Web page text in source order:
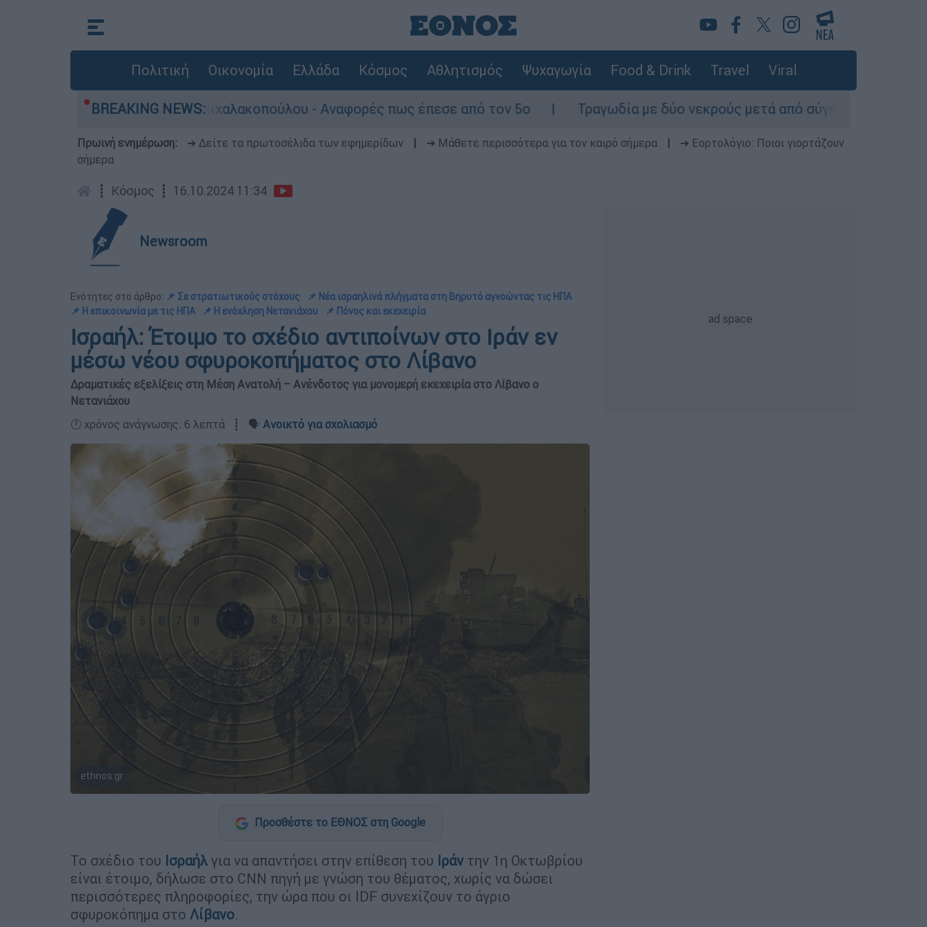
Πολιτική Οικονομία Ελλάδα Κόσμος Αθλητισμός Ψυχαγωγία Food & Drink Travel Viral
BREAKING NEWS:
στη Μιχαλακοπούλου - Αναφορές πως έπεσε από τον 5ο Τραγωδία με δύο νεκρούς μετά από σύγκρουση ΙΧ με φορτηγό στις
Πρωινή ενημέρωση: ➔ Δείτε τα πρωτοσέλιδα των εφημερίδων ➔ Μάθετε περισσότερα για τον καιρό σήμερα
➔ Εορτολόγιο: Ποιοι γιορτάζουν
σήμερα
┋ Κόσμος ┋ 16.10.2024 11:34
Newsroom
Ενότητες στο άρθρο: 📌 Σε στρατιωτικούς στόχους
📌 Νέα ισραηλινά πλήγματα στη Βηρυτό αγνοώντας τις ΗΠΑ
📌 Η επικοινωνία με τις ΗΠΑ
📌 Η ενόχληση Νετανιάχου 📌 Πόνος και εκεχειρία
Ισραήλ: Έτοιμο το σχέδιο αντιποίνων στο Ιράν εν
μέσω νέου σφυροκοπήματος στο Λίβανο
Δραματικές εξελίξεις στη Μέση Ανατολή – Ανένδοτος για μονομερή εκεχειρία στο Λίβανο ο
Νετανιάχου
🕛 χρόνος ανάγνωσης: 6 λεπτά ┋ 🗣️ Ανοικτό για σχολιασμό
ethnos.gr
Προσθέστε το ΕΘΝΟΣ στη Google
Το σχέδιο του Ισραήλ για να απαντήσει στην επίθεση του Ιράν την 1η Οκτωβρίου
είναι έτοιμο, δήλωσε στο CNN πηγή με γνώση του θέματος, χωρίς να δώσει
περισσότερες πληροφορίες, την ώρα που οι IDF συνεχίζουν το άγριο
σφυροκόπημα στο Λίβανο.